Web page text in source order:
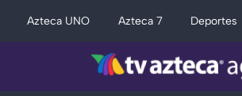
Azteca UNO Azteca 7 Deportes